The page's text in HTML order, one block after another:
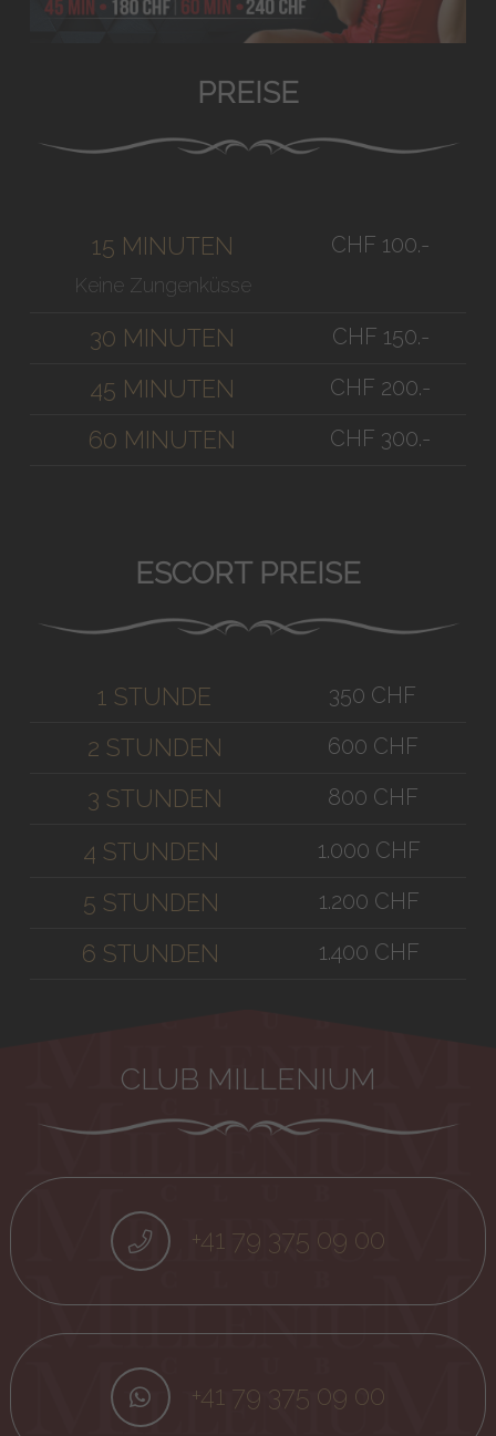
PREISE
15 MINUTEN
Keine Zungenküsse
CHF 100.-
30 MINUTEN CHF 150.-
45 MINUTEN CHF 200.-
60 MINUTEN CHF 300.-
ESCORT PREISE
1 STUNDE 350 CHF
2 STUNDEN 600 CHF
3 STUNDEN 800 CHF
4 STUNDEN 1.000 CHF
5 STUNDEN 1.200 CHF
6 STUNDEN 1.400 CHF
CLUB MILLENIUM
+41 79 375 09 00
+41 79 375 09 00